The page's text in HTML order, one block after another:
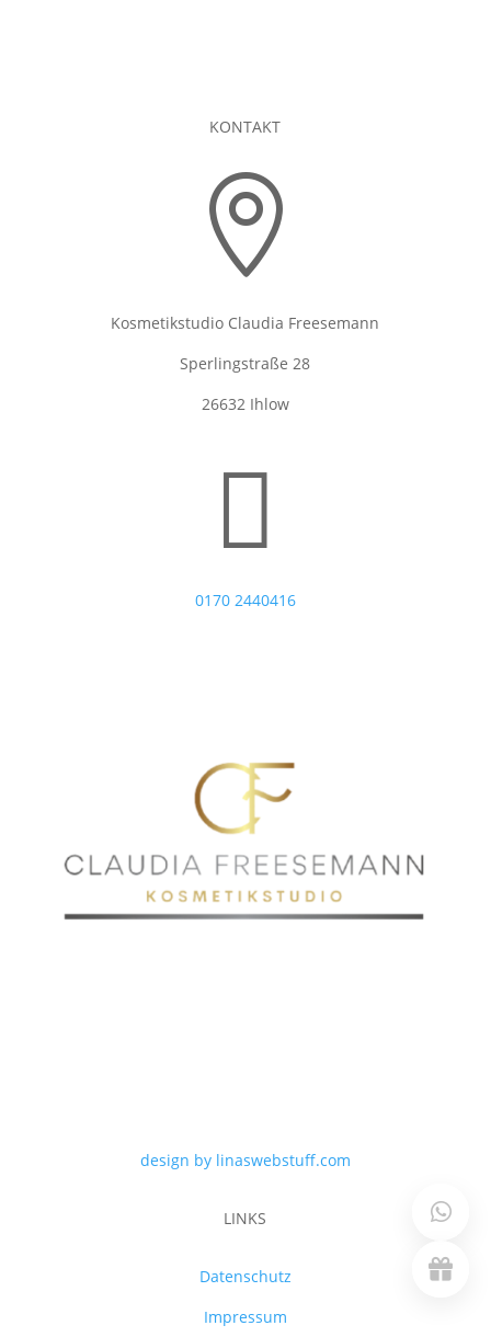
KONTAKT

Kosmetikstudio Claudia Freesemann
Sperlingstraße 28
26632 Ihlow

0170 2440416
design by linaswebstuff.com
LINKS
Datenschutz
Impressum